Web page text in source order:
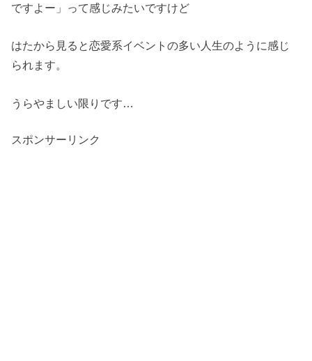
ですよー」って感じみたいですけど
はたから見ると恋愛系イベントの多い人生のように感じ
られます。
うらやましい限りです…
スポンサーリンク